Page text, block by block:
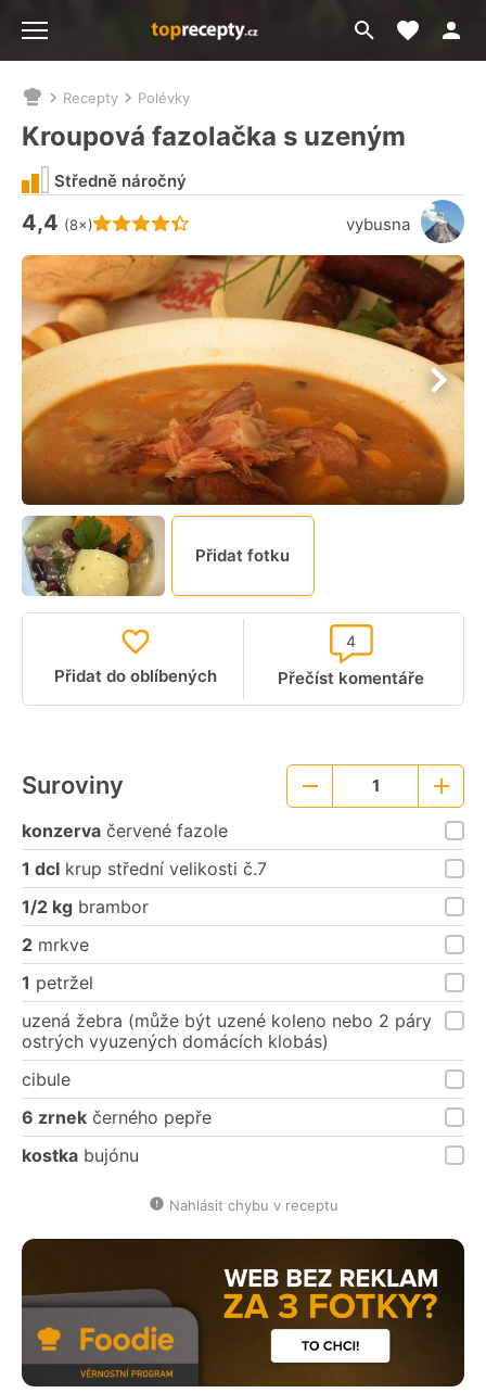
Přejít
na
Moje
Nacházíte
se
zde:
Recepty Polévky
Kroupová fazolačka s uzeným
Hodnocení receptu je
4,4 (8×) vybusna
Středně náročný
Přidat fotku
Přidat do oblíbených Přečíst komentáře
4
Suroviny 1
Větší
porce
konzerva červené fazole
1 dcl krup střední velikosti č.7
1/2 kg brambor
2 mrkve
1 petržel
uzená žebra (může být uzené koleno nebo 2 páry
ostrých vyuzených domácích klobás)
cibule
6 zrnek černého pepře
kostka bujónu
Nahlásit chybu v receptu